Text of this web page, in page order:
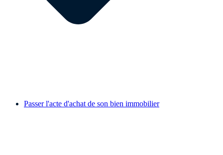
Passer l'acte d'achat de son bien immobilier